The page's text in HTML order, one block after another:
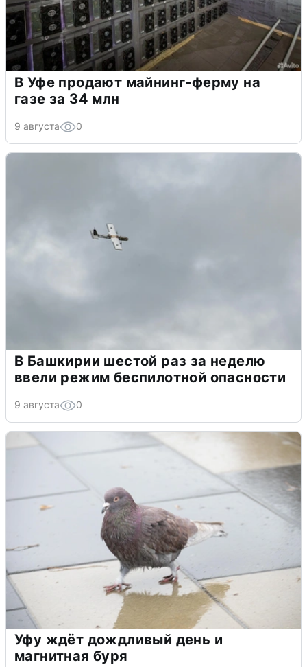
В Уфе продают майнинг-ферму на
газе за 34 млн
9 августа 0
В Башкирии шестой раз за неделю
ввели режим беспилотной опасности
9 августа 0
Уфу ждёт дождливый день и
магнитная буря